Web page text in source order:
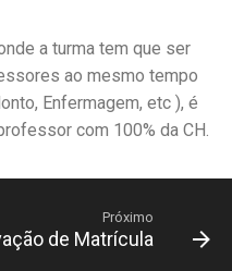
a turma tem que ser
ao mesmo tempo
Enfermagem, etc ), é
com 100% da CH.
Próximo
de Matrícula